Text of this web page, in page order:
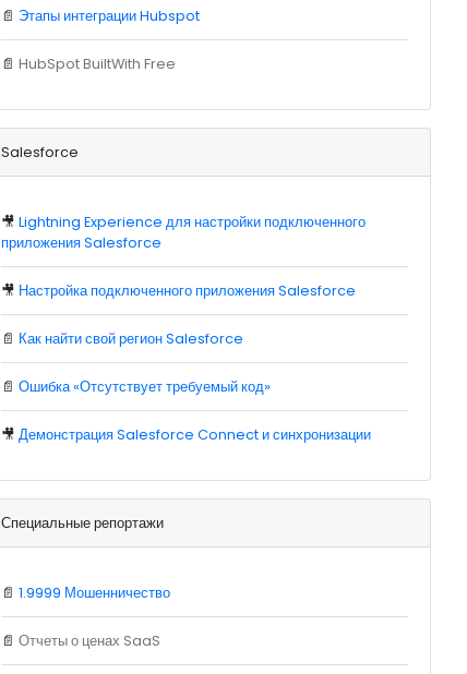
📄 Этапы интеграции Hubspot
📄 HubSpot BuiltWith Free
Salesforce
🎥 Lightning Experience для настройки подключенного
приложения Salesforce
🎥 Настройка подключенного приложения Salesforce
📄 Как найти свой регион Salesforce
📄 Ошибка «Отсутствует требуемый код»
🎥 Демонстрация Salesforce Connect и синхронизации
Специальные репортажи
📄 1.9999 Мошенничество
📄 Отчеты о ценах SaaS